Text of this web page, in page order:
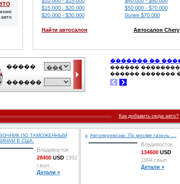
$15.000 - $20.000
$50.000 - $70.000
$20.000 - $30.000
более $70.000
Найти автосалон Автосалон Chery
Как добавить сюда авто?
ПО ТАМОЖЕННЫМ
В США.
Владивосток
28400USD1992
г.вып.
Детали »
Автоперевозки. По москве газель ....
Владивосток
134600USD
1994 г.вып.
Детали »